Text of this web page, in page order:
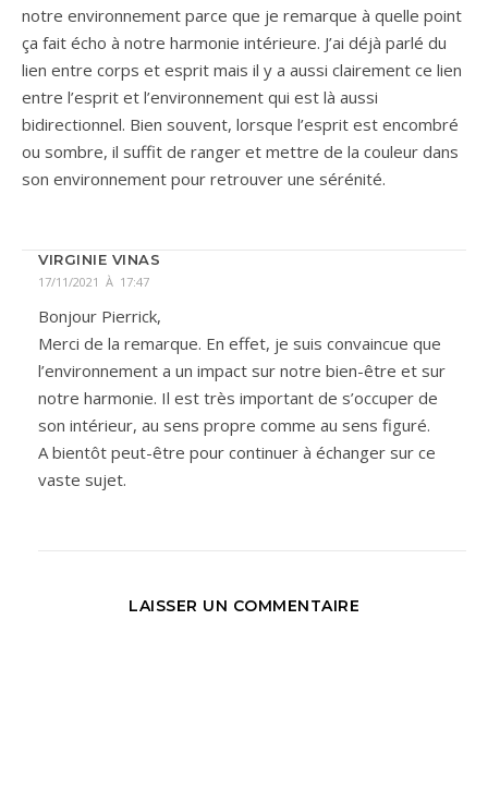
notre environnement parce que je remarque à quelle point
ça fait écho à notre harmonie intérieure. J’ai déjà parlé du
lien entre corps et esprit mais il y a aussi clairement ce lien
entre l’esprit et l’environnement qui est là aussi
bidirectionnel. Bien souvent, lorsque l’esprit est encombré
ou sombre, il suffit de ranger et mettre de la couleur dans
son environnement pour retrouver une sérénité.
VIRGINIE VINAS
17/11/2021 À 17:47
Bonjour Pierrick,
Merci de la remarque. En effet, je suis convaincue que
l’environnement a un impact sur notre bien-être et sur
notre harmonie. Il est très important de s’occuper de
son intérieur, au sens propre comme au sens figuré.
A bientôt peut-être pour continuer à échanger sur ce
vaste sujet.
LAISSER UN COMMENTAIRE